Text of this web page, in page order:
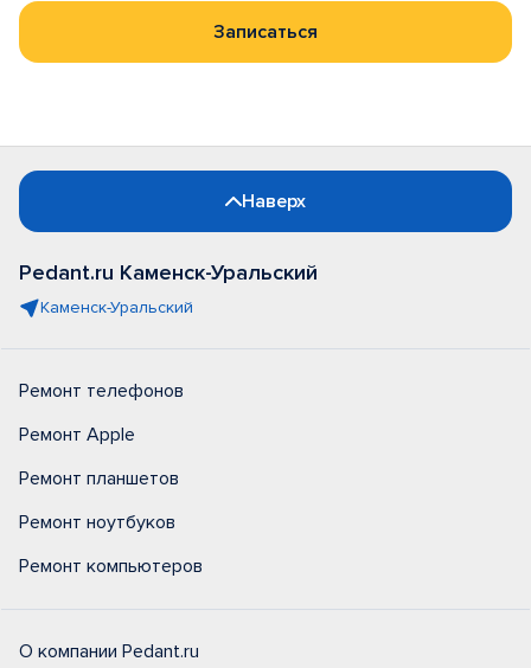
Записаться
Наверх
Pedant.ru Каменск-Уральский
Каменск-Уральский
Ремонт телефонов
Ремонт Apple
Ремонт планшетов
Ремонт ноутбуков
Ремонт компьютеров
О компании Pedant.ru